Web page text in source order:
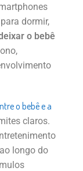
dormir,
o bebê
o bebê e a
claros.
longo do